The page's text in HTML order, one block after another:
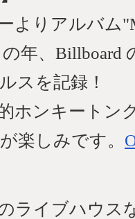
よりアルバム
年、Billboard
スを記録！
ホンキートン
楽しみです。
ライブハウス